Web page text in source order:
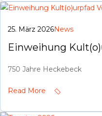
Einweihung
25. März 2026News
750 Jahre Heckebeck
Read More